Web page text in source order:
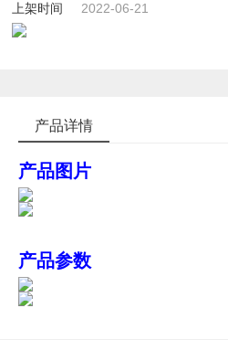
上架时间 2022-06-21
产品详情
产品图片
产品参数